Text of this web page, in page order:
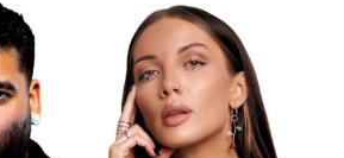
СОВМЕСТНЫЙ ТРЕК
СТАТЬ ГИМНОМ